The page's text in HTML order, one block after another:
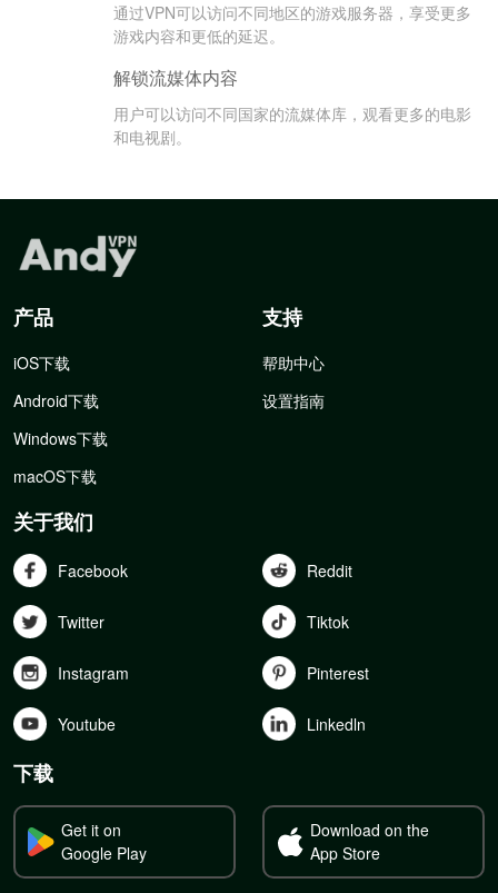
通过VPN可以访问不同地区的游戏服务器，享受更多
游戏内容和更低的延迟。
解锁流媒体内容
用户可以访问不同国家的流媒体库，观看更多的电影
和电视剧。
产品
iOS下载
Android下载
Windows下载
macOS下载
支持
帮助中心
设置指南
关于我们
Facebook Reddit
Twitter Tiktok
Instagram Pinterest
Youtube Linkedln
下载
Get it on
Google Play
Download on the
App Store